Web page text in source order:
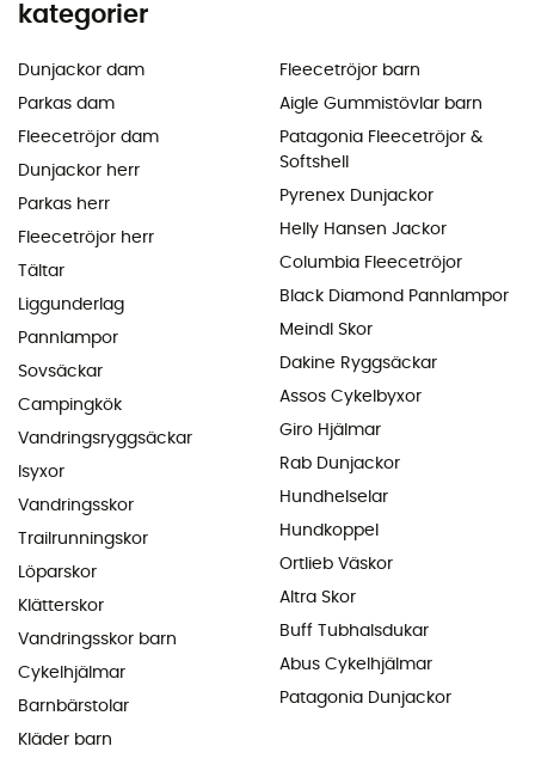
kategorier
Dunjackor dam
Parkas dam
Fleecetröjor dam
Dunjackor herr
Parkas herr
Fleecetröjor herr
Tältar
Liggunderlag
Pannlampor
Sovsäckar
Campingkök
Vandringsryggsäckar
Isyxor
Vandringsskor
Trailrunningskor
Löparskor
Klätterskor
Vandringsskor barn
Cykelhjälmar
Barnbärstolar
Kläder barn
Fleecetröjor barn
Aigle Gummistövlar barn
Patagonia Fleecetröjor &
Softshell
Pyrenex Dunjackor
Helly Hansen Jackor
Columbia Fleecetröjor
Black Diamond Pannlampor
Meindl Skor
Dakine Ryggsäckar
Assos Cykelbyxor
Giro Hjälmar
Rab Dunjackor
Hundhelselar
Hundkoppel
Ortlieb Väskor
Altra Skor
Buff Tubhalsdukar
Abus Cykelhjälmar
Patagonia Dunjackor